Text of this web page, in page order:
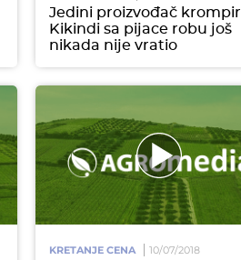
Jedini proizvođač
Kikindi sa pijace robu još
nikada nije vratio
KRETANJE CENA 10/07/2018